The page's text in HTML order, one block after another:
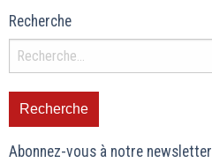
Recherche
Abonnez-vous à notre newsletter